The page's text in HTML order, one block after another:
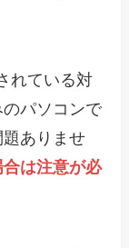
れている対
パソコンで
ありませ
は注意が必